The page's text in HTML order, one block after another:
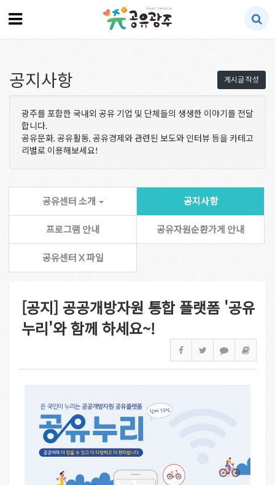
게시글 작성
공지사항
광주를 포함한 국내외 공유 기업 및 단체들의 생생한 이야기를 전달
합니다.
공유문화, 공유활동, 공유경제와 관련된 보도와 인터뷰 등을 카테고
리별로 이용해보세요!
공유센터 소개 공지사항
프로그램 안내 공유자원순환가게 안내
공유센터 X 파일
[공지] 공공개방자원 통합 플랫폼 '공유
누리'와 함께 하세요~!